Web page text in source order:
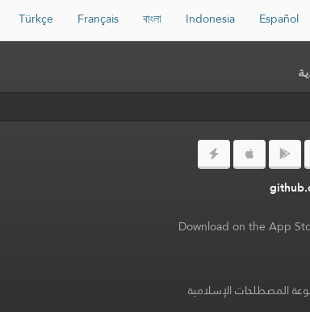
Español
Indonesia
বাংলা
Français
Türkçe
المصطلحات الإسلامية